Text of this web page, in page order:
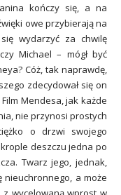
kończy się, a na
owe przybierają na
wydarzyć za chwilę
Michael – mógł być
Cóż, tak naprawdę,
zdecydował się on
Mendesa, jak każde
nie przynosi prostych
o drzwi swojego
deszczu jedna po
Twarz jego, jednak,
a może